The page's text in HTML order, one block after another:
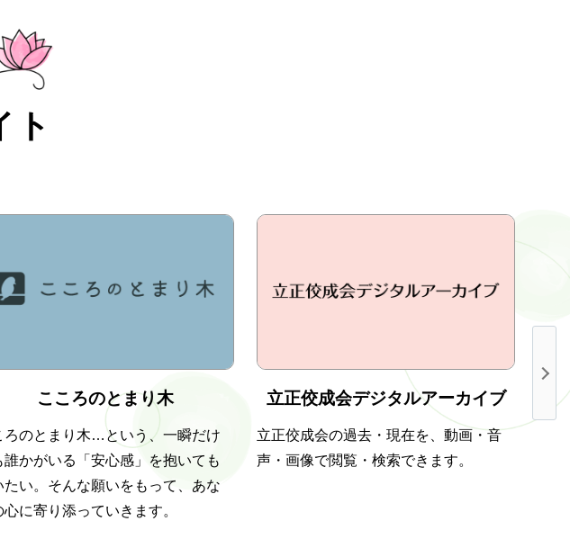
ト
こころのとまり木
ろのとまり木…という、一瞬だけ
誰かがいる「安心感」を抱いても
たい。そんな願いをもって、あな
心に寄り添っていきます。
立正佼成会デジタルアーカイブ
立正佼成会の過去・現在を、動画・音
声・画像で閲覧・検索できます。